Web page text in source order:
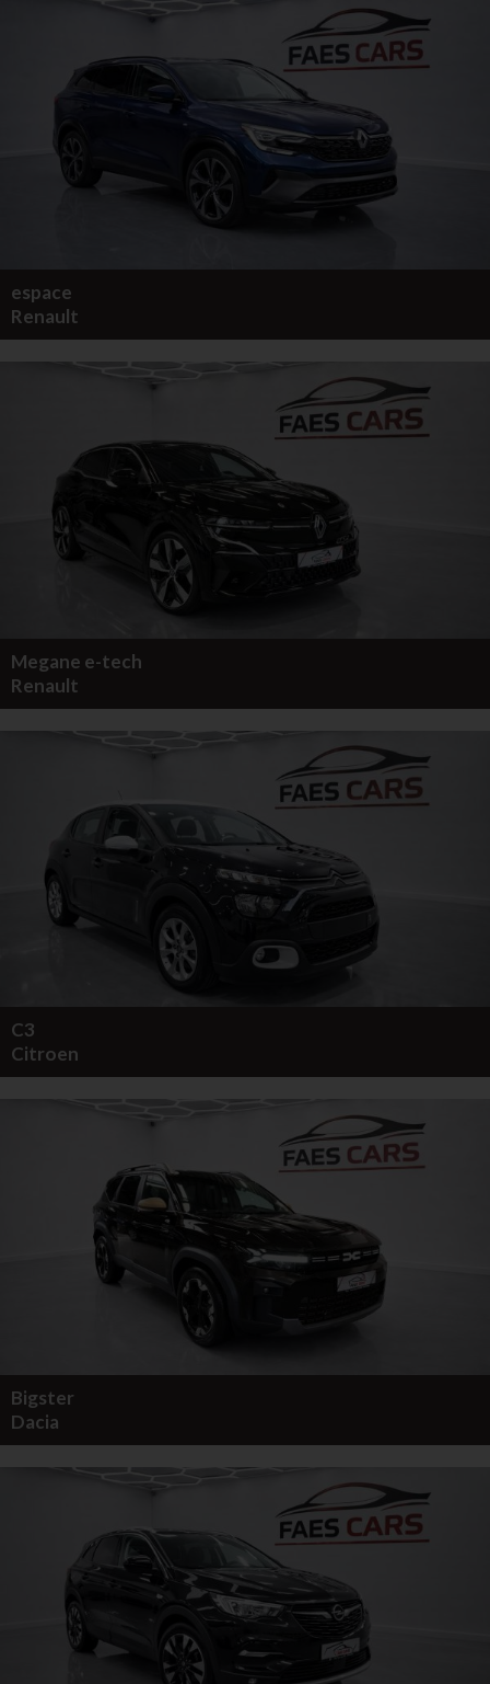
espace
Renault
Megane e-tech
Renault
C3
Citroen
Bigster
Dacia